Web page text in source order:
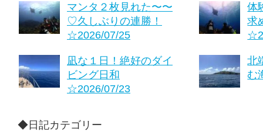
マンタ２枚見れた〜〜
♡久しぶりの連勝！
☆2026/07/25
体
求
凪な１日！絶好のダイ
ビング日和
☆2026/07/23
北
む
◆日記カテゴリー